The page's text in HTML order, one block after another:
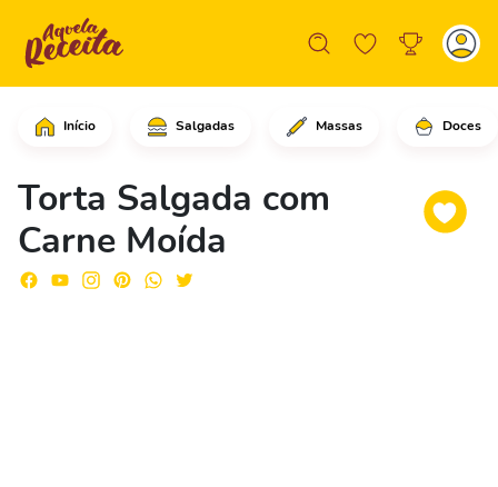
Início Salgadas Massas Doces
Torta Salgada com
Carne Moída
Comece colocando a carne moída